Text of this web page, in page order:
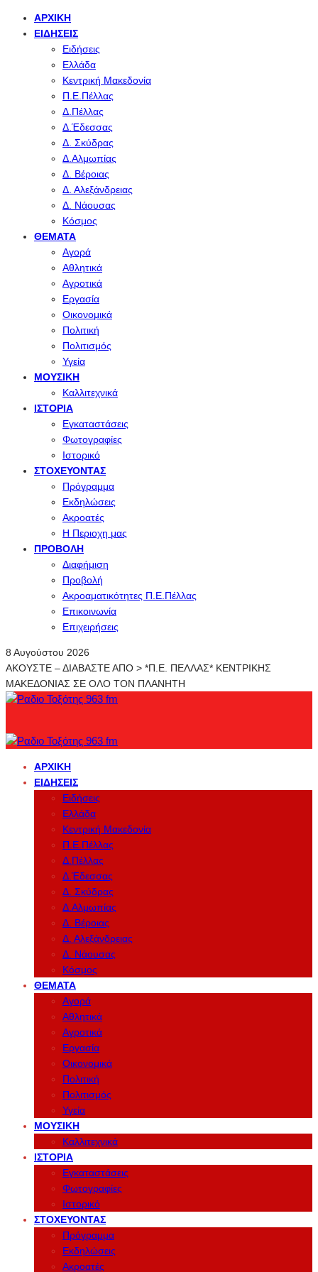
ΑΡΧΙΚΉ
ΕΙΔΉΣΕΙΣ
Ειδήσεις
Ελλάδα
Κεντρική Μακεδονία
Π.Ε.Πέλλας
Δ.Πέλλας
Δ.Έδεσσας
Δ. Σκύδρας
Δ.Αλμωπίας
Δ. Βέροιας
Δ. Αλεξάνδρειας
Δ. Νάουσας
Κόσμος
ΘΈΜΑΤΑ
Αγορά
Αθλητικά
Αγροτικά
Εργασία
Οικονομικά
Πολιτική
Πολιτισμός
Υγεία
ΜΟΥΣΙΚΉ
Καλλιτεχνικά
ΙΣΤΟΡΊΑ
Εγκαταστάσεις
Φωτογραφίες
Ιστορικό
ΣΤΟΧΕΎΟΝΤΑΣ
Πρόγραμμα
Εκδηλώσεις
Ακροατές
Η Περιοχη μας
ΠΡΟΒΟΛΉ
Διαφήμιση
Προβολή
Ακροαματικότητες Π.Ε.Πέλλας
Επικοινωνία
Επιχειρήσεις
8 Αυγούστου 2026
ΑΚΟΥΣΤΕ – ΔΙΑΒΑΣΤΕ ΑΠΟ > *Π.Ε. ΠΕΛΛΑΣ* ΚΕΝΤΡΙΚΗΣ
ΜΑΚΕΔΟΝΙΑΣ ΣΕ ΟΛΟ ΤΟΝ ΠΛΑΝΗΤΗ
ΑΡΧΙΚΉ
ΕΙΔΉΣΕΙΣ
Ειδήσεις
Ελλάδα
Κεντρική Μακεδονία
Π.Ε.Πέλλας
Δ.Πέλλας
Δ.Έδεσσας
Δ. Σκύδρας
Δ.Αλμωπίας
Δ. Βέροιας
Δ. Αλεξάνδρειας
Δ. Νάουσας
Κόσμος
ΘΈΜΑΤΑ
Αγορά
Αθλητικά
Αγροτικά
Εργασία
Οικονομικά
Πολιτική
Πολιτισμός
Υγεία
ΜΟΥΣΙΚΉ
Καλλιτεχνικά
ΙΣΤΟΡΊΑ
Εγκαταστάσεις
Φωτογραφίες
Ιστορικό
ΣΤΟΧΕΎΟΝΤΑΣ
Πρόγραμμα
Εκδηλώσεις
Ακροατές